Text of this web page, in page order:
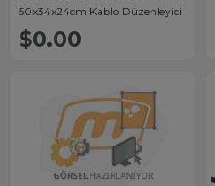
50x34x24cm Kablo Düzenleyici
$0.00